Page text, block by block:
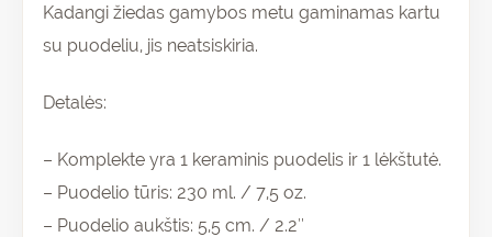
Kadangi žiedas gamybos metu gaminamas kartu
su puodeliu, jis neatsiskiria.
Detalės:
– Komplekte yra 1 keraminis puodelis ir 1 lėkštutė.
– Puodelio tūris: 230 ml. / 7,5 oz.
– Puodelio aukštis: 5,5 cm. / 2.2″